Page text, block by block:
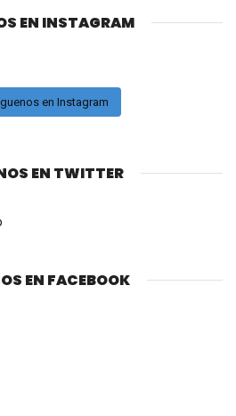
EN INSTAGRAM
en Instagram
EN TWITTER
EN FACEBOOK